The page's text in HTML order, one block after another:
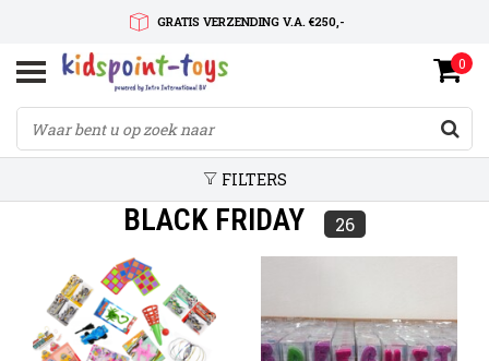
GRATIS VERZENDING V.A. €250,-
SNELLE LEVERTIJD
SERVICE OP MAAT
0
FILTERS
BLACK FRIDAY 26